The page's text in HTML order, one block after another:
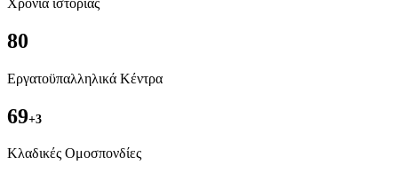
80
Εργατοϋπαλληλικά Κέντρα
69+3
Kλαδικές Ομοσπονδίες